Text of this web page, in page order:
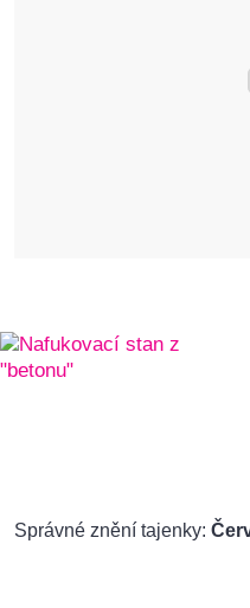
Správné znění tajenky: